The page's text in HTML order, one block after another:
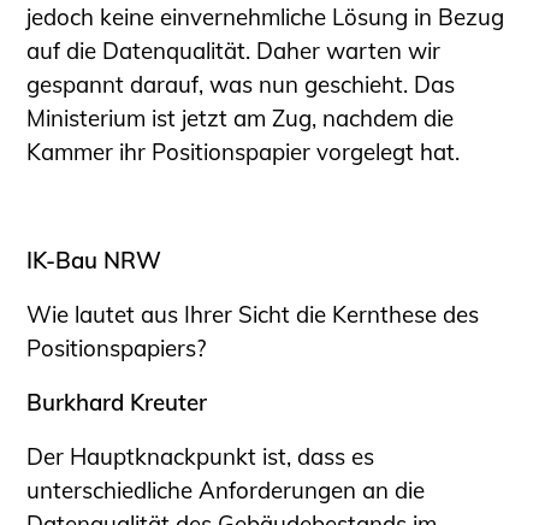
jedoch keine einvernehmliche Lösung in Bezug
auf die Datenqualität. Daher warten wir
gespannt darauf, was nun geschieht. Das
Ministerium ist jetzt am Zug, nachdem die
Kammer ihr Positionspapier vorgelegt hat.
IK-Bau NRW
Wie lautet aus Ihrer Sicht die Kernthese des
Positionspapiers?
Burkhard Kreuter
Der Hauptknackpunkt ist, dass es
unterschiedliche Anforderungen an die